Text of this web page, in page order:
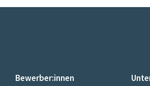
Bewerber:innen